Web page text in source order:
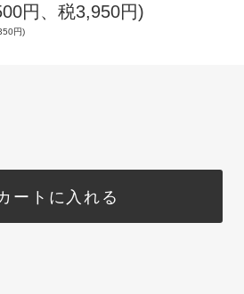
円、税3,950円)
円)
ートに入れる